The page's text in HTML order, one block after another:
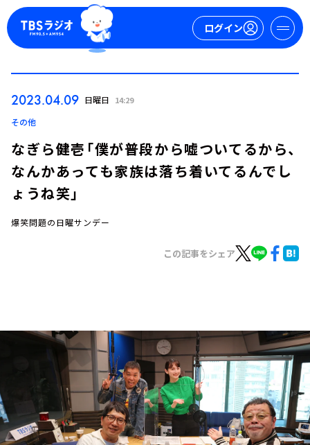
ログイン
イベント・グッズ
YouTube
会社情報
2023.04.09 日曜日 14:29
その他
なぎら健壱「僕が普段から嘘ついてるから、
なんかあっても家族は落ち着いてるんでし
ょうね笑」
爆笑問題の日曜サンデー
この記事をシェア